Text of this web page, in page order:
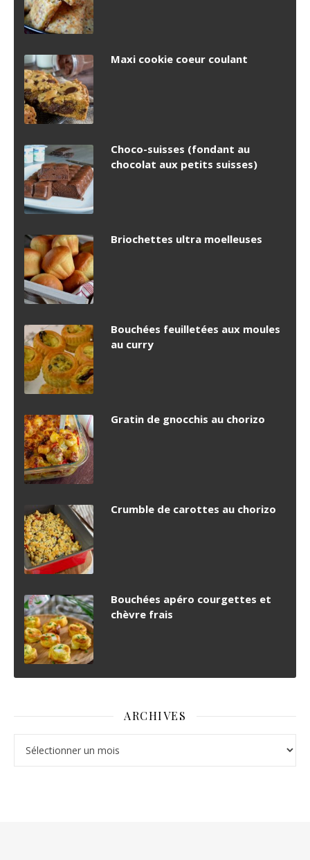
Maxi cookie coeur coulant
Choco-suisses (fondant au
chocolat aux petits suisses)
Briochettes ultra moelleuses
Bouchées feuilletées aux moules
au curry
Gratin de gnocchis au chorizo
Crumble de carottes au chorizo
Bouchées apéro courgettes et
chèvre frais
ARCHIVES